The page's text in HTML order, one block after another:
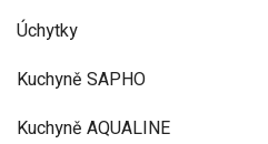
Úchytky
Kuchyně SAPHO
Kuchyně AQUALINE